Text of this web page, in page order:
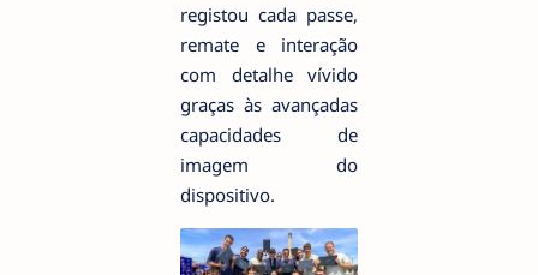
registou cada passe,
remate e interação
com detalhe vívido
graças às avançadas
capacidades de
imagem do
dispositivo.